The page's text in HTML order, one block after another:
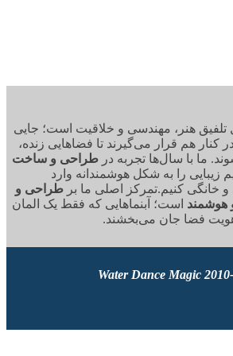
هنر، مهندسی و خلاقیت است؛ جایی
هم قرار می‌گیرند تا فضاهایی زنده،
با سال‌ها تجربه درطراحی و ساخت
را به شکل هوشمندانه وارد
کنیم.تمرکز اصلی ما برطراحی و
است؛ آبنماهایی که فقط یک المان
فضا جان می‌بخشند.